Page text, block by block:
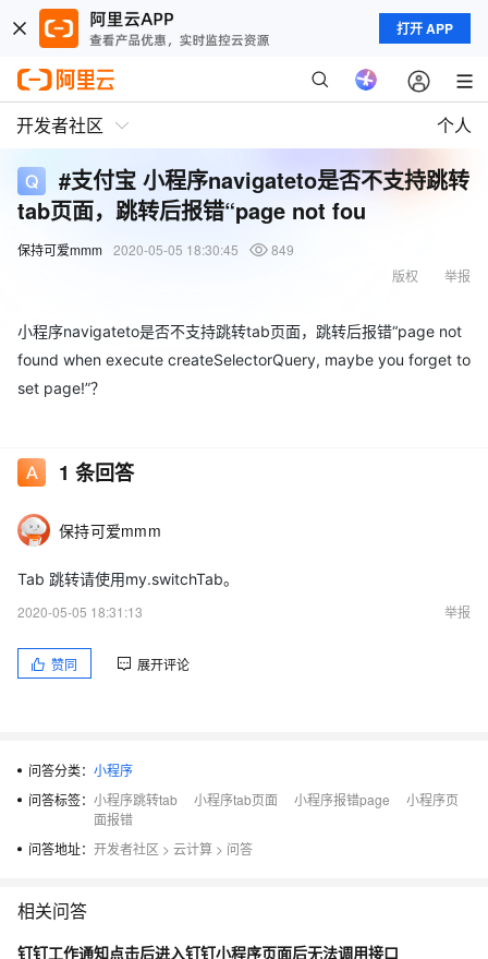
打开 APP
开发者社区 个人
#支付宝 小程序navigateto是否不支持跳转
tab页面，跳转后报错“page not fou
保持可爱mmm 2020-05-05 18:30:45
849
举报
版权
小程序navigateto是否不支持跳转tab页面，跳转后报错“page not
found when execute createSelectorQuery, maybe you forget to
set page!”？
1 条回答
保持可爱mmm
Tab 跳转请使用my.switchTab。
2020-05-05 18:31:13
举报
赞同 展开评论
问答分类： 小程序
问答标签： 小程序跳转tab 小程序tab页面 小程序报错page
小程序页
面报错
问答地址： 开发者社区 > 云计算 > 问答
相关问答
钉钉工作通知点击后进入钉钉小程序页面后无法调用接口